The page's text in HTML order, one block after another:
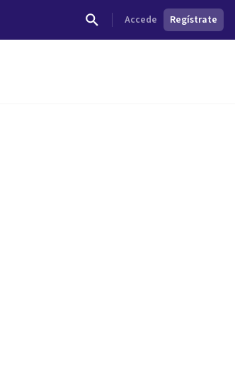
Accede Regístrate